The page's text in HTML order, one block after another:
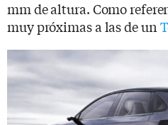
mm de altura. Como
muy próximas a las de un